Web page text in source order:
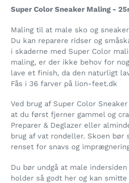
produkt
din
indkøbskurv
Super Color Sneaker Maling -
Maling til at male sko og
Du kan reparere ridser og
i skaderne med Super Color
maling, er der ikke behov for
lave et finish, da den naturligt
Fås i 36 farver på lion-feet.dk
Ved brug af Super Color
at du først fjerner gammel og
Preparer & Deglazer eller
brug af vat rondeller. Skoen bør
renset for snavs og
Du bør undgå at male
holder så godt her og kan smitte